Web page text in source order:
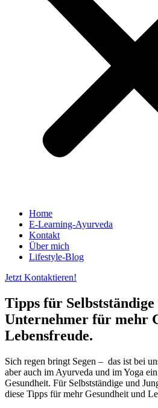
Home
E-Learning-Ayurveda
Kontakt
Über mich
Lifestyle-Blog
Jetzt Kontaktieren!
Tipps für
Unternehmer für mehr
Lebensfreude.
Sich regen bringt Segen – das ist bei
aber auch im Ayurveda und im Yoga
Gesundheit. Für Selbstständige und
diese Tipps für mehr Gesundheit und